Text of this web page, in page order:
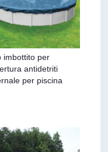
imbottito per
antidetriti
per piscina